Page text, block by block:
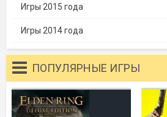
Игры 2015 года
Игры 2014 года
ПОПУЛЯРНЫЕ ИГРЫ